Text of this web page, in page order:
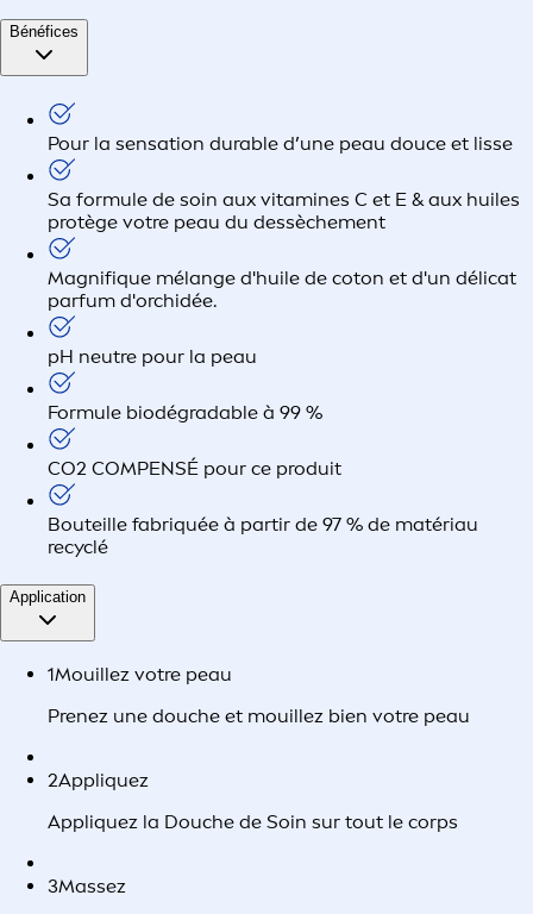
Bénéfices
Pour la sensation durable d’une peau douce et lisse
Sa formule de soin aux vitamines C et E & aux huiles
protège votre peau du dessèchement
Magnifique mélange d'huile de coton et d'un délicat
parfum d'orchidée.
pH neutre pour la peau
Formule biodégradable à 99 %
CO2 COMPENSÉ pour ce produit
Bouteille fabriquée à partir de 97 % de matériau
recyclé
Application
1Mouillez votre peau
Prenez une douche et mouillez bien votre peau
2Appliquez
Appliquez la Douche de Soin sur tout le corps
3Massez